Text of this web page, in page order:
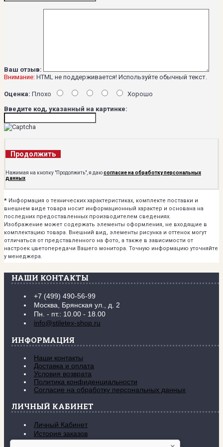
Ваш отзыв:
Внимание: HTML не поддерживается! Используйте обычный текст.
Оценка: Плохо
Хорошо
Введите код, указанный на картинке:
Продолжить
Нажимая на кнопку "Продолжить", я даюсогласие на обработку персональных
данных
* Информация о технических характеристиках, комплекте поставки и
внешнем виде товара носит информационный характер и основана на
последних предоставленных производителем сведениях.
Изображение может содержать элементы оформления, не входящие в
комплектацию товара. Внешний вид, элементы рисунка и оттенок могут
отличаться от представленного на фото, а также в зависимости от
настроек цветопередачи Вашего монитора. Точную информацию уточняйте
у менеджера.
НАШИ КОНТАКТЫ
+7 (499) 490-56-99
Москва, Брянская ул., д. 2
Пн. - пт.: 10.00 - 18.00
info@stiletex-shop.ru
ИНФОРМАЦИЯ
Наши контакты
Доставка и оплата
Условия возврата
Политика конфиденциальности
Согласие на обработку персональных данных
ЛИЧНЫЙ КАБИНЕТ
Личный Кабинет
История заказов
Закладки (0)